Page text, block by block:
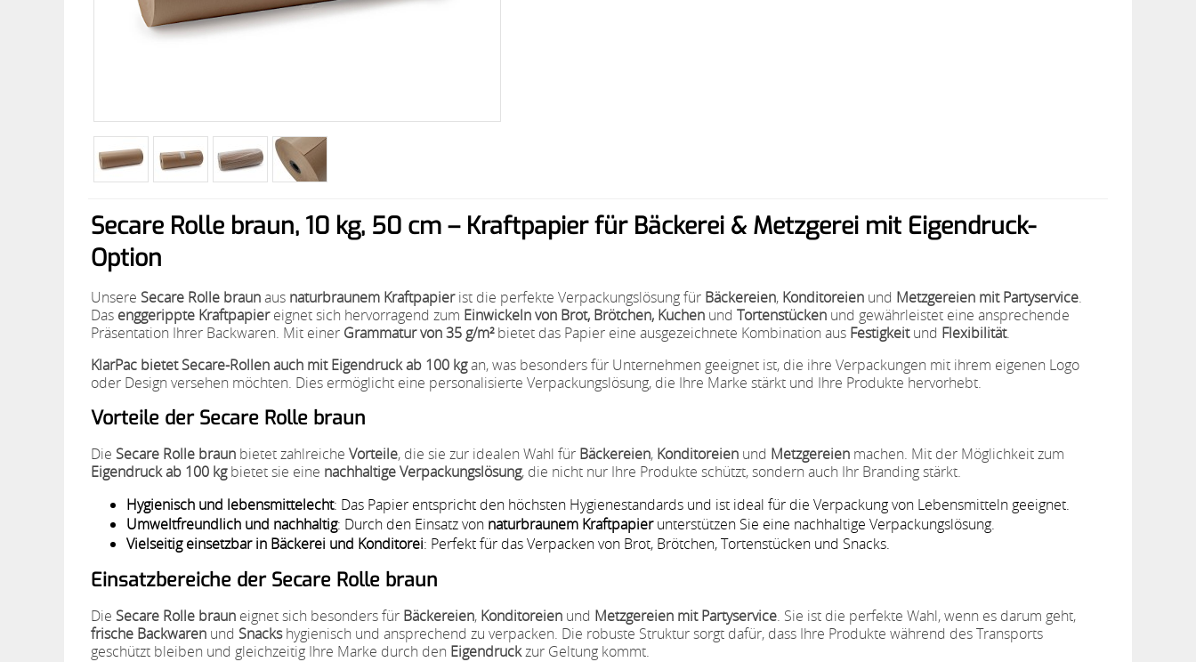
Secare Rolle braun, 10 kg, 50 cm – Kraftpapier für Bäckerei & Metzgerei mit Eigendruck-
Option
Unsere Secare Rolle braunaus naturbraunem Kraftpapierist die perfekte Verpackungslösung für Bäckereien, Konditoreien und Metzgereien mit Partyservice.
Das enggerippte Kraftpapiereignet sich hervorragend zum Einwickeln von Brot, Brötchen, Kuchen und Tortenstücken und gewährleistet eine ansprechende
Präsentation Ihrer Backwaren. Mit einer Grammatur von 35 g/m²bietet das Papier eine ausgezeichnete Kombination aus Festigkeitund Flexibilität.
KlarPac bietet Secare-Rollen auch mit Eigendruck ab 100 kgan, was besonders für Unternehmen geeignet ist, die ihre Verpackungen mit ihrem eigenen Logo
oder Design versehen möchten. Dies ermöglicht eine personalisierte Verpackungslösung, die Ihre Marke stärkt und Ihre Produkte hervorhebt.
Vorteile der Secare Rolle braun
Die Secare Rolle braun bietet zahlreiche Vorteile, die sie zur idealen Wahl für Bäckereien, Konditoreien und Metzgereien machen. Mit der Möglichkeit zum
Eigendruck ab 100 kgbietet sie eine nachhaltige Verpackungslösung, die nicht nur Ihre Produkte schützt, sondern auch Ihr Branding stärkt.
Hygienisch und lebensmittelecht: Das Papier entspricht den höchsten Hygienestandards und ist ideal für die Verpackung von Lebensmitteln geeignet.
Umweltfreundlich und nachhaltig: Durch den Einsatz von naturbraunem Kraftpapierunterstützen Sie eine nachhaltige Verpackungslösung.
Vielseitig einsetzbar in Bäckerei und Konditorei: Perfekt für das Verpacken von Brot, Brötchen, Tortenstücken und Snacks.
Einsatzbereiche der Secare Rolle braun
Die Secare Rolle braun eignet sich besonders für Bäckereien, Konditoreien und Metzgereien mit Partyservice. Sie ist die perfekte Wahl, wenn es darum geht,
frische Backwaren und Snackshygienisch und ansprechend zu verpacken. Die robuste Struktur sorgt dafür, dass Ihre Produkte während des Transports
geschützt bleiben und gleichzeitig Ihre Marke durch den Eigendruckzur Geltung kommt.